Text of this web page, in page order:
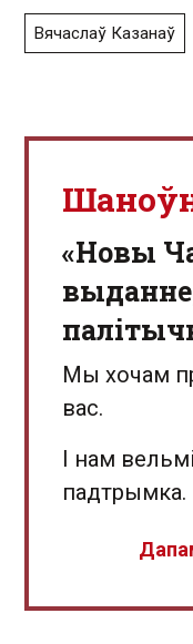
Вячаслаў Казанаў
«Новы
Мы хочам
вас.
І нам
падтрымка.